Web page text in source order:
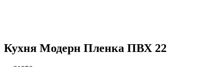
Кухня Модерн Пленка ПВХ 22